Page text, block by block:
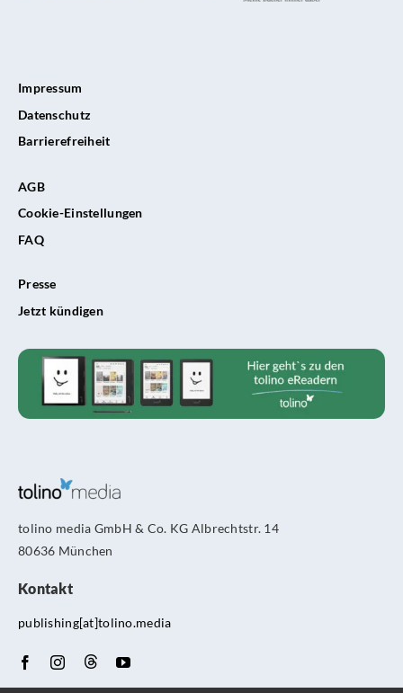
Impressum
Datenschutz
Barrierefreiheit
AGB
Cookie-Einstellungen
FAQ
Presse
Jetzt kündigen
tolino media GmbH & Co. KG Albrechtstr. 14
80636 München
Kontakt
publishing[at]tolino.media